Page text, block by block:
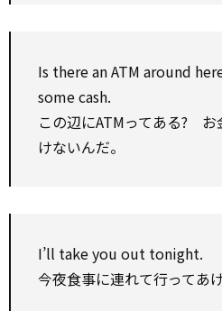
Is there an ATM around
some cash.
この辺にATMってある? お
けないんだ。
I’ll take you out tonight.
今夜食事に連れて行ってあ